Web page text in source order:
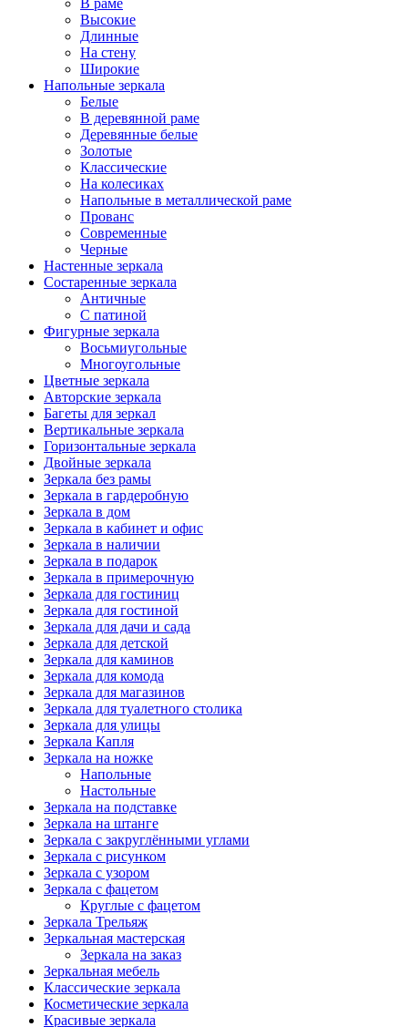
В раме
Высокие
Длинные
На стену
Широкие
Напольные зеркала
Белые
В деревянной раме
Деревянные белые
Золотые
Классические
На колесиках
Напольные в металлической раме
Прованс
Современные
Черные
Настенные зеркала
Состаренные зеркала
Античные
С патиной
Фигурные зеркала
Восьмиугольные
Многоугольные
Цветные зеркала
Авторские зеркала
Багеты для зеркал
Вертикальные зеркала
Горизонтальные зеркала
Двойные зеркала
Зеркала без рамы
Зеркала в гардеробную
Зеркала в дом
Зеркала в кабинет и офис
Зеркала в наличии
Зеркала в подарок
Зеркала в примерочную
Зеркала для гостиниц
Зеркала для гостиной
Зеркала для дачи и сада
Зеркала для детской
Зеркала для каминов
Зеркала для комода
Зеркала для магазинов
Зеркала для туалетного столика
Зеркала для улицы
Зеркала Капля
Зеркала на ножке
Напольные
Настольные
Зеркала на подставке
Зеркала на штанге
Зеркала с закруглёнными углами
Зеркала с рисунком
Зеркала с узором
Зеркала с фацетом
Круглые с фацетом
Зеркала Трельяж
Зеркальная мастерская
Зеркала на заказ
Зеркальная мебель
Классические зеркала
Косметические зеркала
Красивые зеркала